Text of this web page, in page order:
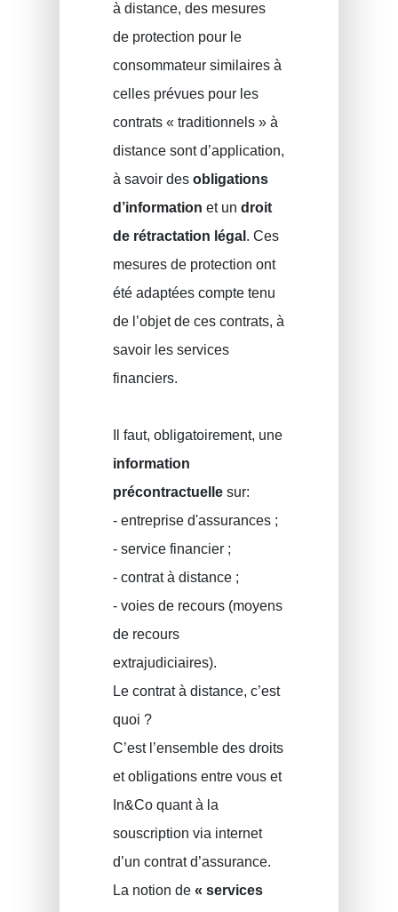
à distance, des mesures
de protection pour le
consommateur similaires à
celles prévues pour les
contrats « traditionnels » à
distance sont d’application,
à savoir desobligations
d’information et undroit
de rétractation légal . Ces
mesures de protection ont
été adaptées compte tenu
de l’objet de ces contrats, à
savoir les services
financiers.
Il faut, obligatoirement, une
information
précontractuelle sur:
- entreprise d'assurances ;
- service financier ;
- contrat à distance ;
- voies de recours (moyens
de recours
extrajudiciaires).
Le contrat à distance, c’est
quoi ?
C’est l’ensemble des droits
et obligations entre vous et
In&Co quant à la
souscription via internet
d’un contrat d’assurance.
La notion de« services